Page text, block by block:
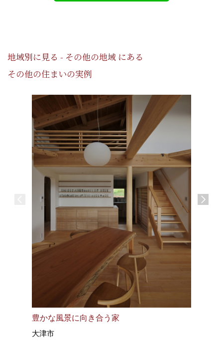
地域別に見る - その他の地域 にある
その他の住まいの実例
豊かな風景に向き合う家
大津市